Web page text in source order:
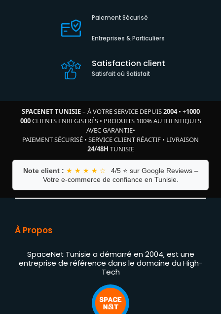
Paiement Sécurisé
Entreprises & Particuliers
Satisfaction client
Satisfait où Satisfait
SPACENET TUNISIE– À VOTRE SERVICE DEPUIS2004• +1000
000CLIENTS ENREGISTRÉS• PRODUITS 100% AUTHENTIQUES
AVEC GARANTIE•
PAIEMENT SÉCURISÉ • SERVICE CLIENT RÉACTIF • LIVRAISON
24/48H TUNISIE
Note client : ★ ★ ★ ★ ☆
4/5 ⭐ sur Google Reviews –
Votre e-commerce de confiance en Tunisie.
À Propos
SpaceNet Tunisie a démarré en 2004, est une
entreprise de référence dans le domaine du High-
Tech